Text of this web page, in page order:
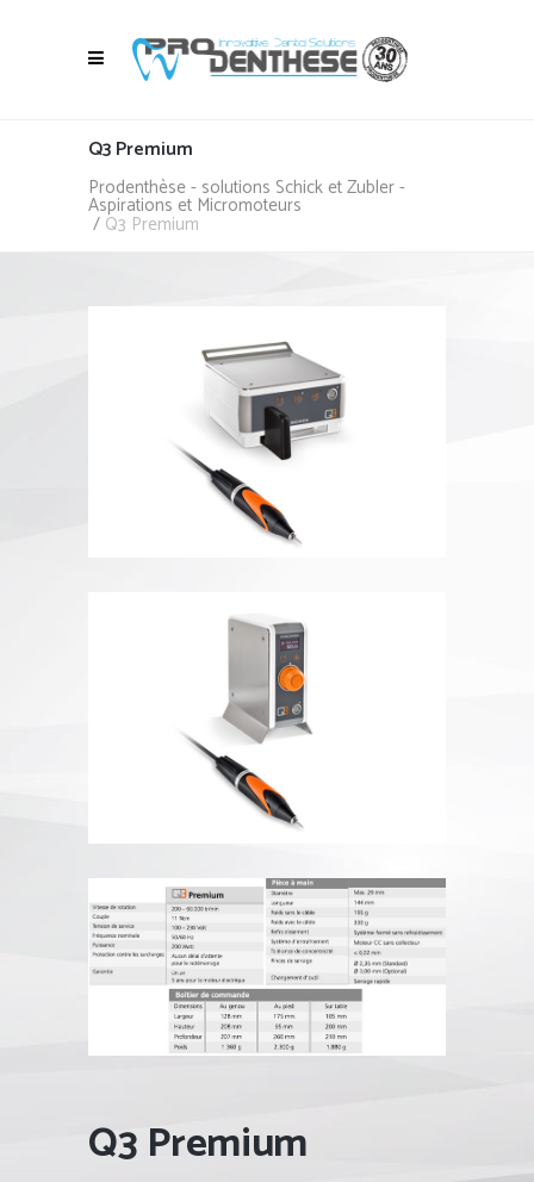
Q3 Premium
Prodenthèse - solutions Schick et Zubler -
Aspirations et Micromoteurs
/ Q3 Premium
Q3 Premium